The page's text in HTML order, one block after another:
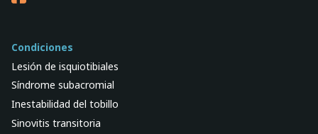
Condiciones
Lesión de isquiotibiales
Síndrome subacromial
Inestabilidad del tobillo
Sinovitis transitoria